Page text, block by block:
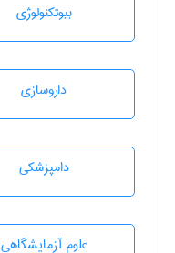
بيوتكنولوژی
داروسازی
دامپزشكی
علوم آزمايشگاهی